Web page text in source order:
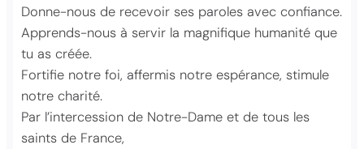
Donne-nous de recevoir ses paroles avec confiance.
Apprends-nous à servir la magnifique humanité que
tu as créée.
Fortifie notre foi, affermis notre espérance, stimule
notre charité.
Par l’intercession de Notre-Dame et de tous les
saints de France,